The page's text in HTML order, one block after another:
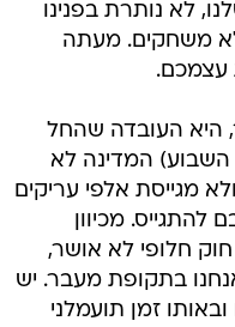
לא נותרת בפנינו
משחקים. מעתה
עצמכם.
היא העובדה שהחל
השבוע) המדינה לא
מגייסת אלפי עריקים
מכיוון
חלופי לא אושר,
בתקופת מעבר. יש
זמן תועמלני